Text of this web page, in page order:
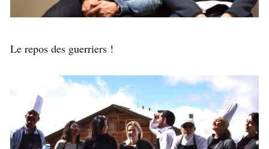
Le repos des guerriers !